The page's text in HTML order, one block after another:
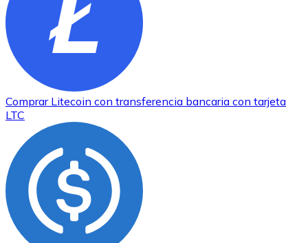
Comprar Litecoin con transferencia bancaria con tarjeta
LTC